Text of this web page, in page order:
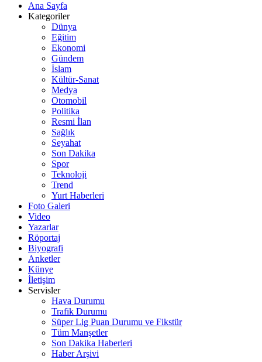
Ana Sayfa
Kategoriler
Dünya
Eğitim
Ekonomi
Gündem
İslam
Kültür-Sanat
Medya
Otomobil
Politika
Resmi İlan
Sağlık
Seyahat
Son Dakika
Spor
Teknoloji
Trend
Yurt Haberleri
Foto Galeri
Video
Yazarlar
Röportaj
Biyografi
Anketler
Künye
İletişim
Servisler
Hava Durumu
Trafik Durumu
Süper Lig Puan Durumu ve Fikstür
Tüm Manşetler
Son Dakika Haberleri
Haber Arşivi